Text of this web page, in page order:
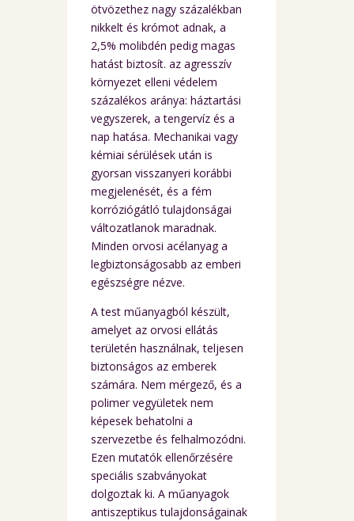
ötvözethez nagy százalékban
nikkelt és krómot adnak, a
2,5% molibdén pedig magas
hatást biztosít. az agresszív
környezet elleni védelem
százalékos aránya: háztartási
vegyszerek, a tengervíz és a
nap hatása. Mechanikai vagy
kémiai sérülések után is
gyorsan visszanyeri korábbi
megjelenését, és a fém
korróziógátló tulajdonságai
változatlanok maradnak.
Minden orvosi acélanyag a
legbiztonságosabb az emberi
egészségre nézve.
A test műanyagból készült,
amelyet az orvosi ellátás
területén használnak, teljesen
biztonságos az emberek
számára. Nem mérgező, és a
polimer vegyületek nem
képesek behatolni a
szervezetbe és felhalmozódni.
Ezen mutatók ellenőrzésére
speciális szabványokat
dolgoztak ki. A műanyagok
antiszeptikus tulajdonságainak